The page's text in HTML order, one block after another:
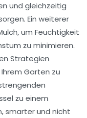
und gleichzeitig
Ein weiterer
um Feuchtigkeit
zu minimieren.
Strategien
Garten zu
zu einem
smarter und nicht